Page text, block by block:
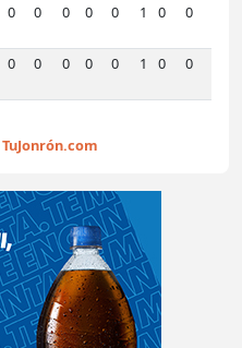
0 0 0 0 0 1 0 0
0 0 0 0 0 1 0 0
TuJonrón.com